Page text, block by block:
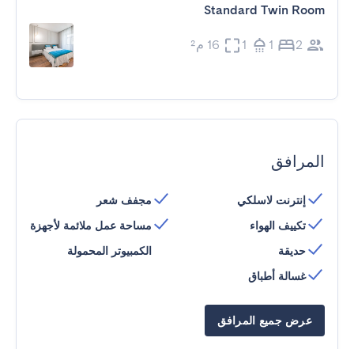
Standard Twin Room
2
1
1 16 م²
المرافق
إنترنت لاسلكي
تكييف الهواء
حديقة
غسالة أطباق
مجفف شعر
مساحة عمل ملائمة لأجهزة
الكمبيوتر المحمولة
عرض جميع المرافق